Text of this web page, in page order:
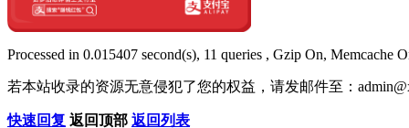
Processed in 0.015407 second(s), 11 queries , Gzip On, Memcache
若本站收录的资源无意侵犯了您的权益，请发邮件至：
快速回复 返回顶部 返回列表